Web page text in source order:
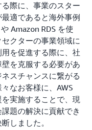
際に、事業のスター
適であると海外事例
Amazon RDS を使
クターの事業領域に
を促進する際に、社
を克服する必要があ
スチャンスに繋がる
なお客様に、AWS
実施することで、現
題の解決に貢献でき
しました。